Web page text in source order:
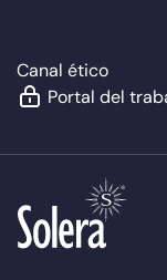
Canal ético
Portal del